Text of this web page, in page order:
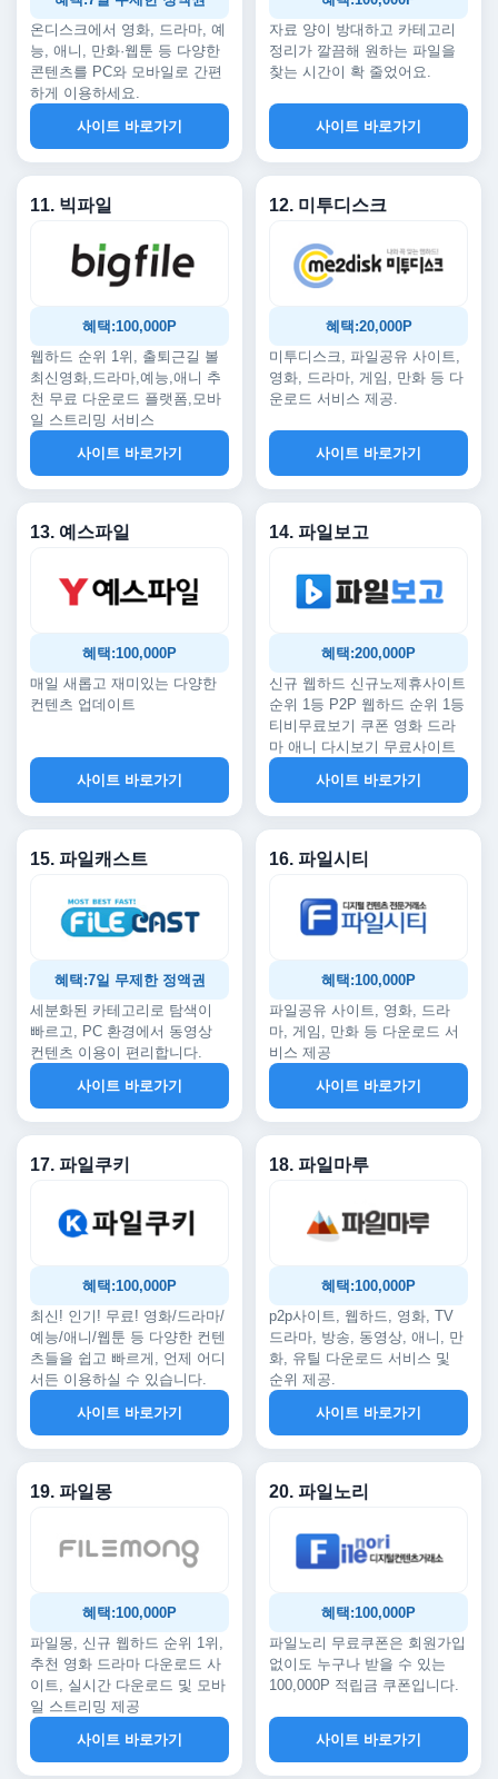
온디스크에서 영화, 드라마, 예
능, 애니, 만화·웹툰 등 다양한
콘텐츠를 PC와 모바일로 간편
하게 이용하세요.
사이트 바로가기
자료 양이 방대하고 카테고리
정리가 깔끔해 원하는 파일을
찾는 시간이 확 줄었어요.
사이트 바로가기
11. 빅파일
혜택:100,000P
웹하드 순위 1위, 출퇴근길 볼
최신영화,드라마,예능,애니 추
천 무료 다운로드 플랫폼,모바
일 스트리밍 서비스
사이트 바로가기
12. 미투디스크
혜택:20,000P
미투디스크, 파일공유 사이트,
영화, 드라마, 게임, 만화 등 다
운로드 서비스 제공.
사이트 바로가기
13. 예스파일
혜택:100,000P
매일 새롭고 재미있는 다양한
컨텐츠 업데이트
사이트 바로가기
14. 파일보고
혜택:200,000P
신규 웹하드 신규노제휴사이트
순위 1등 P2P 웹하드 순위 1등
티비무료보기 쿠폰 영화 드라
마 애니 다시보기 무료사이트
사이트 바로가기
15. 파일캐스트
혜택:7일 무제한 정액권
세분화된 카테고리로 탐색이
빠르고, PC 환경에서 동영상
컨텐츠 이용이 편리합니다.
사이트 바로가기
16. 파일시티
혜택:100,000P
파일공유 사이트, 영화, 드라
마, 게임, 만화 등 다운로드 서
비스 제공
사이트 바로가기
17. 파일쿠키
혜택:100,000P
최신! 인기! 무료! 영화/드라마/
예능/애니/웹툰 등 다양한 컨텐
츠들을 쉽고 빠르게, 언제 어디
서든 이용하실 수 있습니다.
사이트 바로가기
18. 파일마루
혜택:100,000P
p2p사이트, 웹하드, 영화, TV
드라마, 방송, 동영상, 애니, 만
화, 유틸 다운로드 서비스 및
순위 제공.
사이트 바로가기
19. 파일몽
혜택:100,000P
파일몽, 신규 웹하드 순위 1위,
추천 영화 드라마 다운로드 사
이트, 실시간 다운로드 및 모바
일 스트리밍 제공
사이트 바로가기
20. 파일노리
혜택:100,000P
파일노리 무료쿠폰은 회원가입
없이도 누구나 받을 수 있는
100,000P 적립금 쿠폰입니다.
사이트 바로가기